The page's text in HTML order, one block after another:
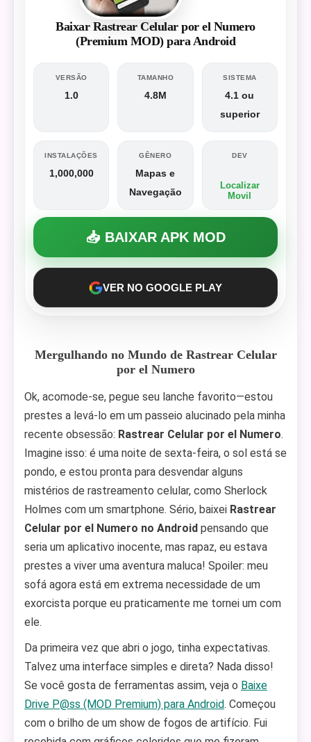
Baixar Rastrear Celular por el Numero
(Premium MOD) para Android
VERSÃO
1.0
TAMANHO
4.8M
SISTEMA
4.1 ou
superior
INSTALAÇÕES
1,000,000
GÊNERO
Mapas e
Navegação
DEV
Localizar
Movil
📥 BAIXAR APK MOD
VER NO GOOGLE PLAY
Mergulhando no Mundo de Rastrear Celular
por el Numero
Ok, acomode-se, pegue seu lanche favorito—estou
prestes a levá-lo em um passeio alucinado pela minha
recente obsessão: Rastrear Celular por el Numero.
Imagine isso: é uma noite de sexta-feira, o sol está se
pondo, e estou pronta para desvendar alguns
mistérios de rastreamento celular, como Sherlock
Holmes com um smartphone. Sério, baixei Rastrear
Celular por el Numero no Android pensando que
seria um aplicativo inocente, mas rapaz, eu estava
prestes a viver uma aventura maluca! Spoiler: meu
sofá agora está em extrema necessidade de um
exorcista porque eu praticamente me tornei um com
ele.
Da primeira vez que abri o jogo, tinha expectativas.
Talvez uma interface simples e direta? Nada disso!
Se você gosta de ferramentas assim, veja o Baixe
Drive P@ss (MOD Premium) para Android. Começou
com o brilho de um show de fogos de artifício. Fui